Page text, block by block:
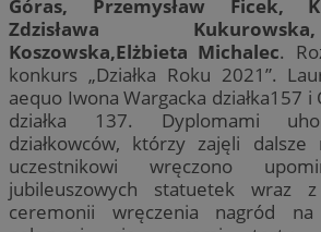
Góras, Przemysław Ficek,
Zdzisława
Koszowska,Elżbieta Michalec.
konkurs „Działka Roku 2021”.
aequo Iwona Wargacka działka157
działka 137. Dyplomami
działkowców, którzy zajęli dalsze
uczestnikowi wręczono
jubileuszowych statuetek wraz
ceremonii wręczenia nagród